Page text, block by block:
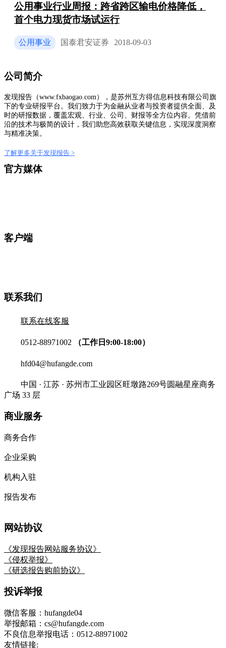
公用事业行业周报：跨省跨区输电价格降低，
首个电力现货市场试运行
公用事业 国泰君安证券 2018-09-03
公司简介
发现报告（www.fxbaogao.com），是苏州互方得信息科技有限公司旗
下的专业研报平台。我们致力于为金融从业者与投资者提供全面、及
时的研报数据，覆盖宏观、行业、公司、财报等全方位内容。凭借前
沿的技术与极简的设计，我们助您高效获取关键信息，实现深度洞察
与精准决策。
了解更多关于发现报告 >
官方媒体
客户端
联系我们
联系在线客服
0512-88971002 （工作日9:00-18:00）
hfd04@hufangde.com
中国 · 江苏 · 苏州市工业园区旺墩路269号圆融星座商务
广场 33 层
商业服务
商务合作
企业采购
机构入驻
报告发布
网站协议
《发现报告网站服务协议》
《侵权举报》
《研选报告购前协议》
投诉举报
微信客服：hufangde04
举报邮箱：cs@hufangde.com
不良信息举报电话：0512-88971002
友情链接: